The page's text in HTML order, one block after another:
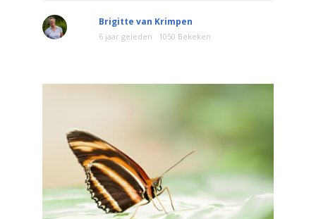
Brigitte van Krimpen
6 jaar geleden 1050 Bekeken